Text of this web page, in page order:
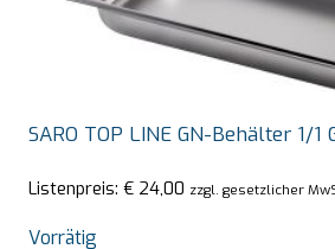
SARO TOP LINE GN-Behälter 1/1
Listenpreis: € 24,00 zzgl. gesetzlicher
Vorrätig